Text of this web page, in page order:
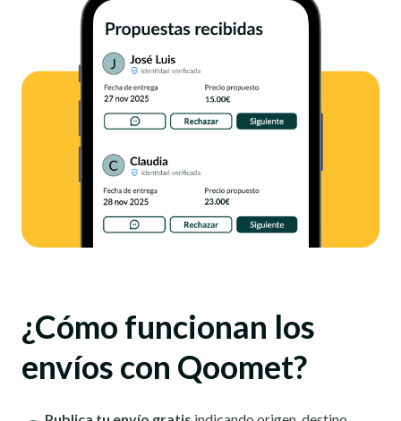
¿Cómo funcionan los
envíos con Qoomet?